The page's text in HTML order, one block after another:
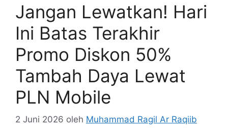
Jangan Lewatkan! Hari
Ini Batas Terakhir
Promo Diskon 50%
Tambah Daya Lewat
PLN Mobile
2 Juni 2026 oleh Muhammad Ragil Ar Raqiib